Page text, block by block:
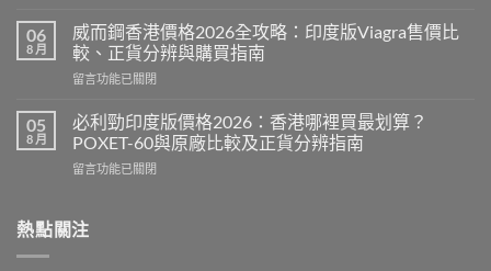
功
效
2026：
成
效
果、
法
港
P-
Force
評
價
印
度
效
效
06
8 月
威而鋼香港價格2026全攻略：印度版Viagra售價比
較、正貨分辨與購買指南
在
而
鋼
香
港
2026
留言功能已關閉
05
8 月
必利勁印度版價格2026：香港哪裡買最划算？
POXET-60與原廠比較及正貨分辨指南
在
勁
印
留言功能已關閉
熱點關注